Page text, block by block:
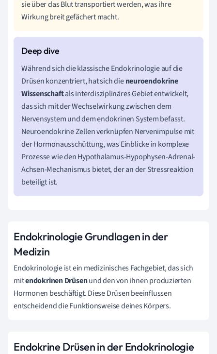
sie über das Blut transportiert werden, was ihre
Wirkung breit gefächert macht.
Während sich die klassische Endokrinologie auf die
Drüsen konzentriert, hat sich dieneuroendokrine
Wissenschaftals interdisziplinäres Gebiet entwickelt,
das sich mit der Wechselwirkung zwischen dem
Nervensystem und dem endokrinen System befasst.
Neuroendokrine Zellen verknüpfen Nervenimpulse mit
der Hormonausschüttung, was Einblicke in komplexe
Prozesse wie den Hypothalamus-Hypophysen-Adrenal-
Achsen-Mechanismus bietet, der an der Stressreaktion
beteiligt ist.
Endokrinologie Grundlagen in der
Medizin
Endokrinologie ist ein medizinisches Fachgebiet, das sich
mitendokrinen Drüsenund den von ihnen produzierten
Hormonen beschäftigt. Diese Drüsen beeinflussen
entscheidend die Funktionsweise deines Körpers.
Endokrine Drüsen in der Endokrinologie